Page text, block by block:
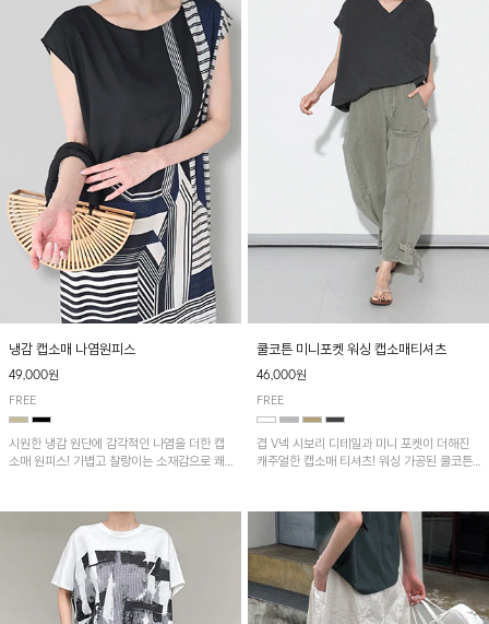
냉감 캡소매 나염원피스
49,000원
FREE
시원한 냉감 원단에 감각적인 나염을 더한 캡
소매 원피스! 가볍고 찰랑이는 소재감으로 쾌
쿨코튼 미니포켓 워싱 캡소매티셔츠
46,000원
FREE
겹 V넥 시보리 디테일과 미니 포켓이 더해진
캐주얼한 캡소매 티셔츠! 워싱 가공된 쿨코튼